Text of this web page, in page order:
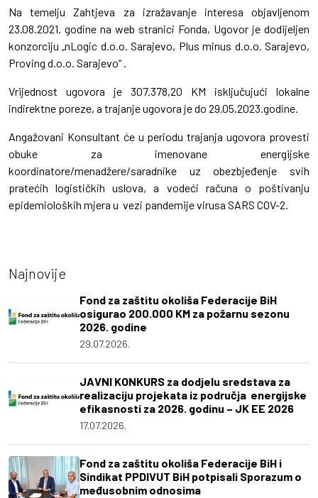
Na temelju Zahtjeva za izražavanje interesa objavljenom
23.08.2021. godine na web stranici Fonda, Ugovor je dodijeljen
konzorciju „nLogic d.o.o. Sarajevo, Plus minus d.o.o. Sarajevo,
Proving d.o.o. Sarajevo“ .
Vrijednost ugovora je 307.378,20 KM isključujući lokalne
indirektne poreze, a trajanje ugovora je do 29.05.2023.godine.
Angažovani Konsultant će u periodu trajanja ugovora provesti
obuke za imenovane energijske
koordinatore/menadžere/saradnike uz obezbjeđenje svih
pratećih logističkih uslova, a vodeći računa o poštivanju
epidemioloških mjera u vezi pandemije virusa SARS COV-2.
Najnovije
Fond za zaštitu okoliša Federacije BiH
osigurao 200.000 KM za požarnu sezonu
2026. godine
29.07.2026.
JAVNI KONKURS za dodjelu sredstava za
realizaciju projekata iz područja energijske
efikasnosti za 2026. godinu – JK EE 2026
17.07.2026.
Fond za zaštitu okoliša Federacije BiH i
Sindikat PPDIVUT BiH potpisali Sporazum o
međusobnim odnosima